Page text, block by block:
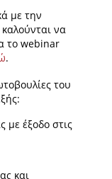
με την
να
το webinar
.
του
με έξοδο στις
και